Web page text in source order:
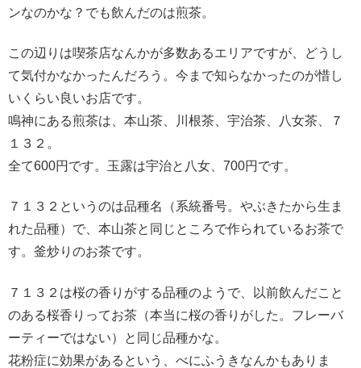
ンなのかな？でも飲んだのは煎茶。
この辺りは喫茶店なんかが多数あるエリアですが、どうし
て気付かなかったんだろう。今まで知らなかったのが惜し
いくらい良いお店です。
鳴神にある煎茶は、本山茶、川根茶、宇治茶、八女茶、７
１３２。
全て600円です。玉露は宇治と八女、700円です。
７１３２というのは品種名（系統番号。やぶきたから生ま
れた品種）で、本山茶と同じところで作られているお茶で
す。釜炒りのお茶です。
７１３２は桜の香りがする品種のようで、以前飲んだこと
のある桜香りってお茶（本当に桜の香りがした。フレーバ
ーティーではない）と同じ品種かな。
花粉症に効果があるという、べにふうきなんかもありま